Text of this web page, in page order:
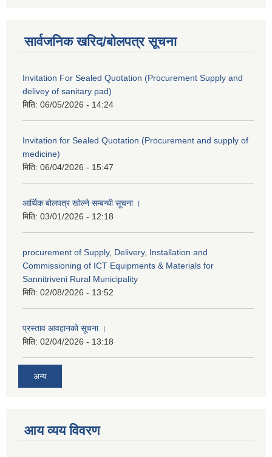
सार्वजनिक खरिद/बोलपत्र सूचना
Invitation For Sealed Quotation (Procurement Supply and
delivey of sanitary pad)
मिति: 06/05/2026 - 14:24
Invitation for Sealed Quotation (Procurement and supply of
medicine)
मिति: 06/04/2026 - 15:47
आर्थिक बोलपत्र खोल्ने सम्बन्धी सूचना ।
मिति: 03/01/2026 - 12:18
procurement of Supply, Delivery, Installation and
Commissioning of ICT Equipments & Materials for
Sannitriveni Rural Municipality
मिति: 02/08/2026 - 13:52
प्रस्ताव आवहानको सूचना ।
मिति: 02/04/2026 - 13:18
अन्य
आय व्यय विवरण